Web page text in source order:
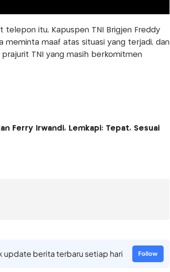
telepon itu, Kapuspen TNI Brigjen Freddy
meminta maaf atas situasi yang terjadi, dan
TNI yang masih berkomitmen
Ferry Irwandi, Lemkapi: Tepat, Sesuai
update berita terbaru setiap hari Follow